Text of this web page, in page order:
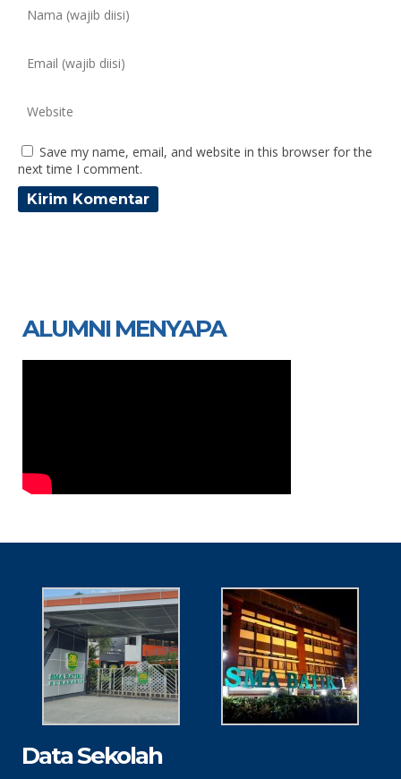
Save my name, email, and website in this browser for the
next time I comment.
ALUMNI MENYAPA
Data Sekolah